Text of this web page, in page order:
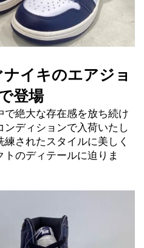
イキのエアジョ
登場
で絶大な存在感を放ち続け
ンディションで入荷いたし
されたスタイルに美しく
のディテールに迫りま